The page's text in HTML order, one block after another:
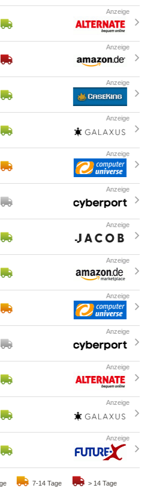
7-14 Tage > 14 Tage